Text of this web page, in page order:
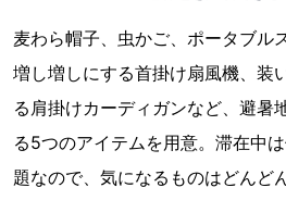
麦わら帽子、虫かご、ポータブル
増し増しにする首掛け扇風機、装
る肩掛けカーディガンなど、避暑
る5つのアイテムを用意。滞在中
題なので、気になるものはどんど